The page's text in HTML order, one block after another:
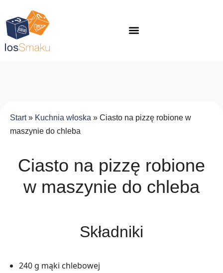
Start» Kuchnia włoska » Ciasto na pizzę robione w
maszynie do chleba
Ciasto na pizzę robione
w maszynie do chleba
Składniki
240 g mąki chlebowej